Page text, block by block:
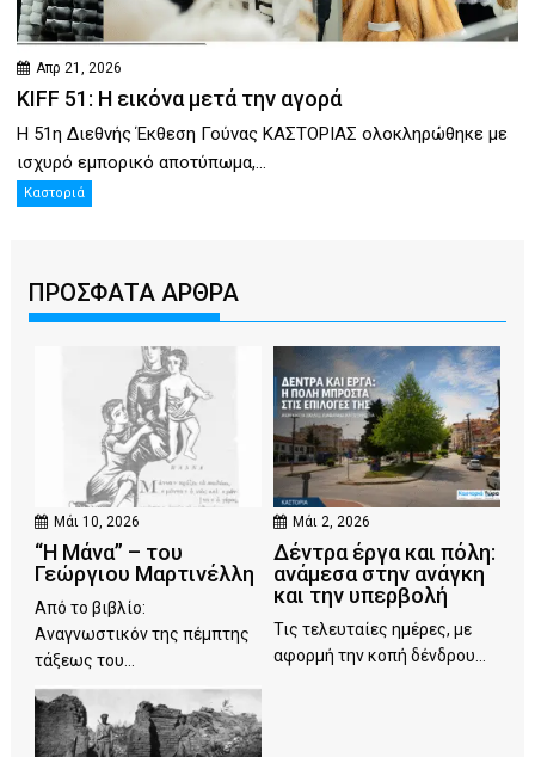
Απρ 21, 2026
KIFF 51: Η εικόνα μετά την αγορά
Η 51η Διεθνής Έκθεση Γούνας ΚΑΣΤΟΡΙΑΣ ολοκληρώθηκε με
ισχυρό εμπορικό αποτύπωμα,...
Καστοριά
ΠΡΟΣΦΑΤΑ ΑΡΘΡΑ
Μάι 10, 2026
“Η Μάνα” – του
Γεώργιου Μαρτινέλλη
Από το βιβλίο:
Αναγνωστικόν της πέμπτης
τάξεως του...
Μάι 2, 2026
Δέντρα έργα και πόλη:
ανάμεσα στην ανάγκη
και την υπερβολή
Τις τελευταίες ημέρες, με
αφορμή την κοπή δένδρου...